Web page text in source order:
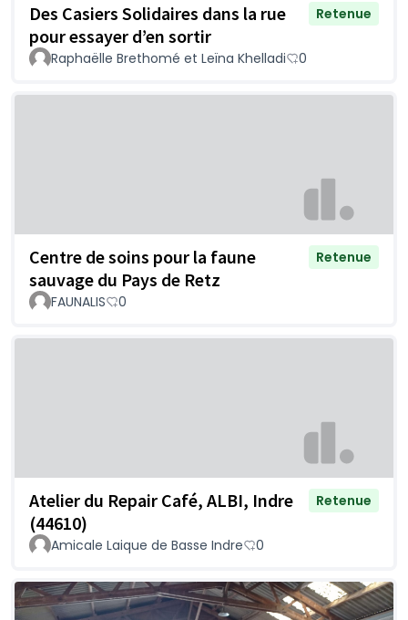
Des Casiers Solidaires dans la rue
pour essayer d’en sortir
Retenue
Raphaëlle Brethomé et Leïna Khelladi 0
Centre de soins pour la faune
sauvage du Pays de Retz
Retenue
FAUNALIS 0
Atelier du Repair Café, ALBI, Indre
(44610)
Retenue
Amicale Laique de Basse Indre 0